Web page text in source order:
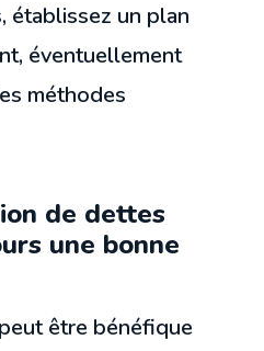
établissez un plan
éventuellement
méthodes
de dettes
une bonne
être bénéfique